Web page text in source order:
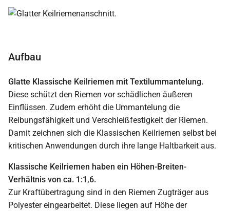
Aufbau
Glatte Klassische Keilriemen mit Textilummantelung.
Diese schützt den Riemen vor schädlichen äußeren
Einflüssen. Zudem erhöht die Ummantelung die
Reibungsfähigkeit und Verschleißfestigkeit der Riemen.
Damit zeichnen sich die Klassischen Keilriemen selbst bei
kritischen Anwendungen durch ihre lange Haltbarkeit aus.
Klassische Keilriemen haben ein Höhen-Breiten-
Verhältnis von ca. 1:1,6.
Zur Kraftübertragung sind in den Riemen Zugträger aus
Polyester eingearbeitet. Diese liegen auf Höhe der